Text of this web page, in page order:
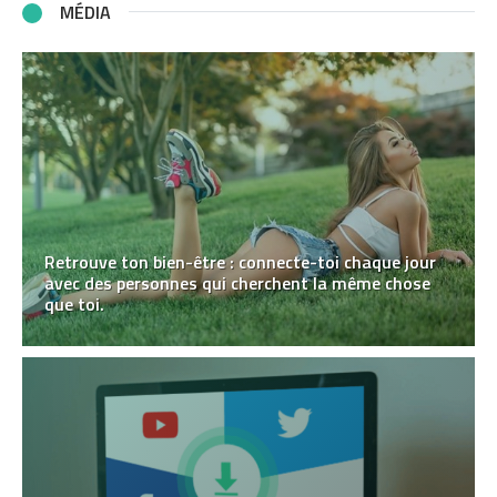
MÉDIA
Retrouve ton bien-être : connecte-toi chaque jour
avec des personnes qui cherchent la même chose
que toi.